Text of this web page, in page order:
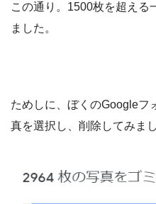
この通り。1500枚を超える
ました。
ためしに、ぼくのGoogleフ
真を選択し、削除してみまし